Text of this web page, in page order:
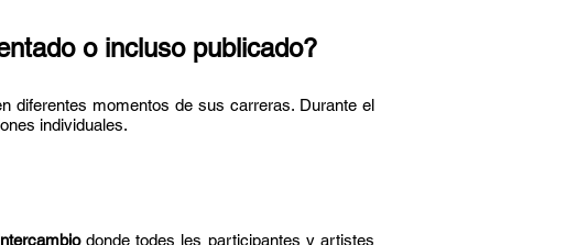
o incluso publicado?
diferentes momentos de sus carreras. Durante el
individuales.
donde todes les participantes y artistes